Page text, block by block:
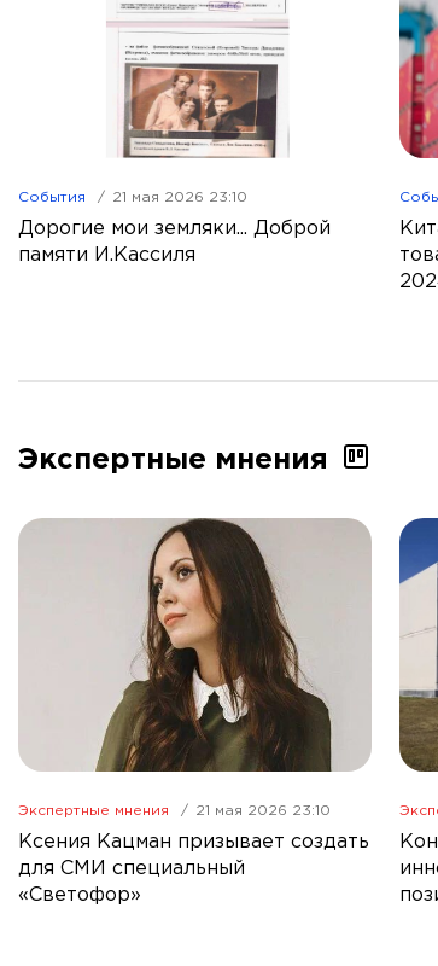
События 21 мая 2026 23:10
Дорогие мои земляки... Доброй
памяти И.Кассиля
Экспертные мнения
Экспертные мнения 21 мая 2026 23:10
Ксения Кацман призывает создать
для СМИ специальный
«Светофор»